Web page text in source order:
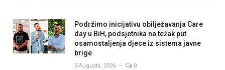
Podržimo inicijativu obilježavanja Care
day u BiH, podsjetnika na težak put
osamostaljenja djece iz sistema javne
brige
3 Augusta, 2026 0